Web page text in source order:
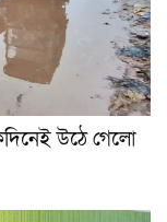
উঠে গেলো